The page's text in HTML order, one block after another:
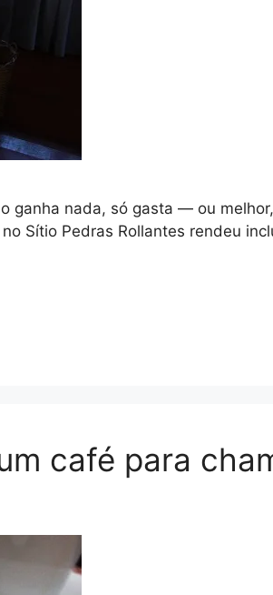
ganha nada, só gasta — ou
Sítio Pedras Rollantes rendeu
café para